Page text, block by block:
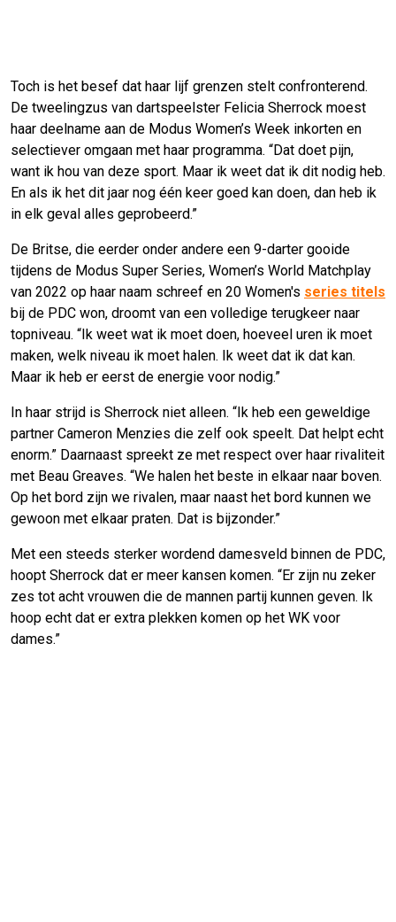
Toch is het besef dat haar lijf grenzen stelt confronterend.
De tweelingzus van dartspeelster Felicia Sherrock moest
haar deelname aan de Modus Women’s Week inkorten en
selectiever omgaan met haar programma. “Dat doet pijn,
want ik hou van deze sport. Maar ik weet dat ik dit nodig heb.
En als ik het dit jaar nog één keer goed kan doen, dan heb ik
in elk geval alles geprobeerd.”
De Britse, die eerder onder andere een 9-darter gooide
tijdens de Modus Super Series, Women’s World Matchplay
van 2022 op haar naam schreef en 20 Women's series titels
bij de PDC won, droomt van een volledige terugkeer naar
topniveau. “Ik weet wat ik moet doen, hoeveel uren ik moet
maken, welk niveau ik moet halen. Ik weet dat ik dat kan.
Maar ik heb er eerst de energie voor nodig.”
In haar strijd is Sherrock niet alleen. “Ik heb een geweldige
partner Cameron Menzies die zelf ook speelt. Dat helpt echt
enorm.” Daarnaast spreekt ze met respect over haar rivaliteit
met Beau Greaves. “We halen het beste in elkaar naar boven.
Op het bord zijn we rivalen, maar naast het bord kunnen we
gewoon met elkaar praten. Dat is bijzonder.”
Met een steeds sterker wordend damesveld binnen de PDC,
hoopt Sherrock dat er meer kansen komen. “Er zijn nu zeker
zes tot acht vrouwen die de mannen partij kunnen geven. Ik
hoop echt dat er extra plekken komen op het WK voor
dames.”